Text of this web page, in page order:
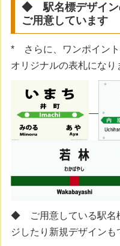
◆ 駅名標デザイン
ご用意しています
* さらに、ワンポイン
オリジナルの表札になり
◆ ご用意している駅名
ジしたり新規デザインも